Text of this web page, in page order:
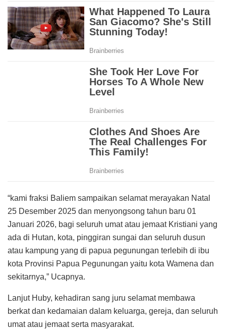
“kami fraksi Baliem sampaikan selamat merayakan Natal
25 Desember 2025 dan menyongsong tahun baru 01
Januari 2026, bagi seluruh umat atau jemaat Kristiani yang
ada di Hutan, kota, pinggiran sungai dan seluruh dusun
atau kampung yang di papua pegunungan terlebih di ibu
kota Provinsi Papua Pegunungan yaitu kota Wamena dan
sekitarnya,” Ucapnya.
Lanjut Huby, kehadiran sang juru selamat membawa
berkat dan kedamaian dalam keluarga, gereja, dan seluruh
umat atau jemaat serta masyarakat.